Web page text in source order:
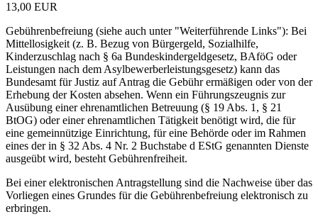
13,00 EUR
Gebührenbefreiung (siehe auch unter "Weiterführende Links"): Bei
Mittellosigkeit (z. B. Bezug von Bürgergeld, Sozialhilfe,
Kinderzuschlag nach § 6a Bundeskindergeldgesetz, BAföG oder
Leistungen nach dem Asylbewerberleistungsgesetz) kann das
Bundesamt für Justiz auf Antrag die Gebühr ermäßigen oder von der
Erhebung der Kosten absehen. Wenn ein Führungszeugnis zur
Ausübung einer ehrenamtlichen Betreuung (§ 19 Abs. 1, § 21
BtOG) oder einer ehrenamtlichen Tätigkeit benötigt wird, die für
eine gemeinnützige Einrichtung, für eine Behörde oder im Rahmen
eines der in § 32 Abs. 4 Nr. 2 Buchstabe d EStG genannten Dienste
ausgeübt wird, besteht Gebührenfreiheit.
Bei einer elektronischen Antragstellung sind die Nachweise über das
Vorliegen eines Grundes für die Gebührenbefreiung elektronisch zu
erbringen.